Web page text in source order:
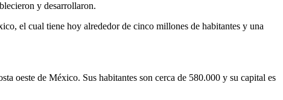
y desarrollaron.
el cual tiene hoy alrededor de cinco millones de habitantes y una
oeste de México. Sus habitantes son cerca de 580.000 y su capital es